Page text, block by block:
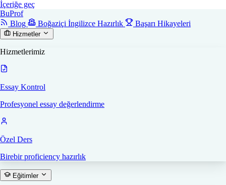
İçeriğe geç
BuProf
Blog
Boğaziçi İngilizce Hazırlık Başarı Hikayeleri
Hizmetler
Hizmetlerimiz
Essay Kontrol
Profesyonel essay değerlendirme
Özel Ders
Birebir proficiency hazırlık
Eğitimler